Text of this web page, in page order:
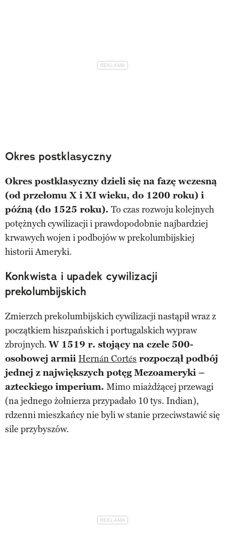
Okres postklasyczny
Okres postklasyczny dzieli się na fazę wczesną
(od przełomu X i XI wieku, do 1200 roku) i
późną (do 1525 roku). To czas rozwoju kolejnych
potężnych cywilizacji i prawdopodobnie najbardziej
krwawych wojen i podbojów w prekolumbijskiej
historii Ameryki.
Konkwista i upadek cywilizacji
prekolumbijskich
Zmierzch prekolumbijskich cywilizacji nastąpił wraz z
początkiem hiszpańskich i portugalskich wypraw
zbrojnych.W 1519 r. stojący na czele 500-
osobowej armii Hernán Cortés rozpoczął podbój
jednej z największych potęg Mezoameryki –
azteckiego imperium. Mimo miażdżącej przewagi
(na jednego żołnierza przypadało 10 tys. Indian),
rdzenni mieszkańcy nie byli w stanie przeciwstawić się
sile przybyszów.